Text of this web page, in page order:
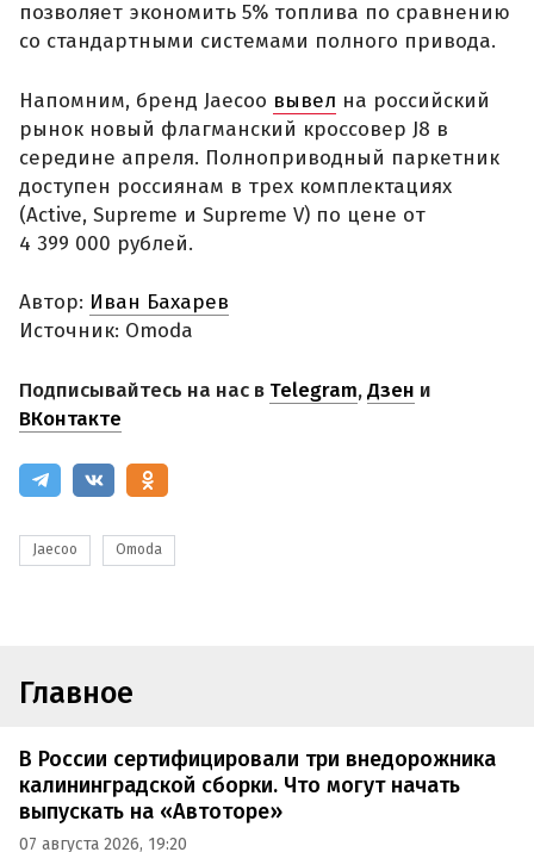
позволяет экономить 5% топлива по сравнению
со стандартными системами полного привода.
Напомним, бренд Jaecoo вывел на российский
рынок новый флагманский кроссовер J8 в
середине апреля. Полноприводный паркетник
доступен россиянам в трех комплектациях
(Active, Supreme и Supreme V) по цене от
4 399 000 рублей.
Автор: Иван Бахарев
Источник: Omoda
Подписывайтесь на нас в Telegram,Дзен и
ВКонтакте
Jaecoo Omoda
Главное
В России сертифицировали три внедорожника
калининградской сборки. Что могут начать
выпускать на «Автоторе»
07 августа 2026, 19:20